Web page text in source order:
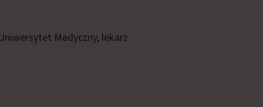
Medyczny, lekarz